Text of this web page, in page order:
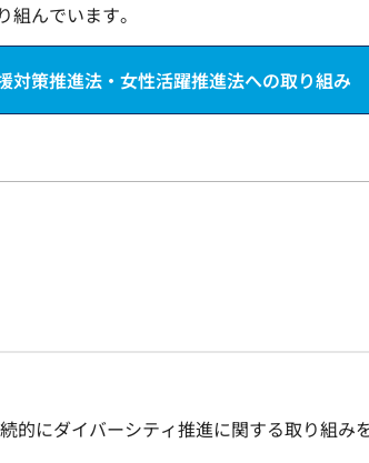
んでいます。
対策推進法・女性活躍推進法への取り組み
にダイバーシティ推進に関する取り組み